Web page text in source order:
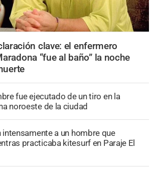
clave: el enfermero
“fue al baño” la noche
fue ejecutado de un tiro en la
noroeste de la ciudad
intensamente a un hombre que
practicaba kitesurf en Paraje El